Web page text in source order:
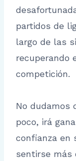
partidos de
largo de las
recuperando
competición.
No dudamos
poco, irá
confianza en
sentirse más